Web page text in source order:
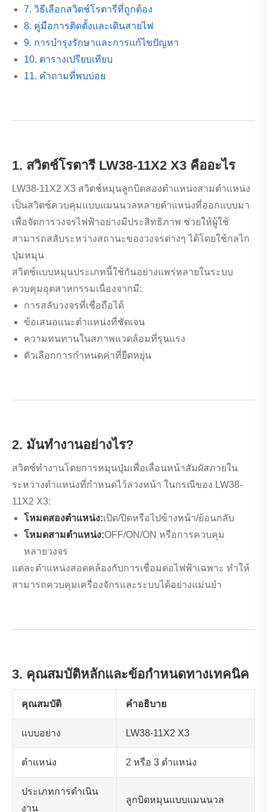
7. วิธีเลือกสวิตช์โรตารีที่ถูกต้อง
8. คู่มือการติดตั้งและเดินสายไฟ
9. การบำรุงรักษาและการแก้ไขปัญหา
10. ตารางเปรียบเทียบ
11. คำถามที่พบบ่อย
1. สวิตช์โรตารี LW38-11X2 X3 คืออะไร
LW38-11X2 X3 สวิตช์หมุนลูกบิดสองตำแหน่งสามตำแหน่ง
เป็นสวิตช์ควบคุมแบบแมนนวลหลายตำแหน่งที่ออกแบบมา
เพื่อจัดการวงจรไฟฟ้าอย่างมีประสิทธิภาพ ช่วยให้ผู้ใช้
สามารถสลับระหว่างสถานะของวงจรต่างๆ ได้โดยใช้กลไก
ปุ่มหมุน
สวิตช์แบบหมุนประเภทนี้ใช้กันอย่างแพร่หลายในระบบ
ควบคุมอุตสาหกรรมเนื่องจากมี:
การสลับวงจรที่เชื่อถือได้
ข้อเสนอแนะตำแหน่งที่ชัดเจน
ความทนทานในสภาพแวดล้อมที่รุนแรง
ตัวเลือกการกำหนดค่าที่ยืดหยุ่น
2. มันทำงานอย่างไร?
สวิตช์ทำงานโดยการหมุนปุ่มเพื่อเลื่อนหน้าสัมผัสภายใน
ระหว่างตำแหน่งที่กำหนดไว้ล่วงหน้า ในกรณีของ LW38-
11X2 X3:
โหมดสองตำแหน่ง:เปิด/ปิดหรือไปข้างหน้า/ย้อนกลับ
โหมดสามตำแหน่ง:OFF/ON/ON หรือการควบคุม
หลายวงจร
แต่ละตำแหน่งสอดคล้องกับการเชื่อมต่อไฟฟ้าเฉพาะ ทำให้
สามารถควบคุมเครื่องจักรและระบบได้อย่างแม่นยำ
3. คุณสมบัติหลักและข้อกำหนดทางเทคนิค
คุณสมบัติ คำอธิบาย
แบบอย่าง LW38-11X2 X3
ตำแหน่ง 2 หรือ 3 ตำแหน่ง
ประเภทการดำเนิน
งาน
ลูกบิดหมุนแบบแมนนวล